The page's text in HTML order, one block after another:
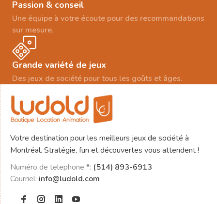
Passion & conseil
Une équipe à votre écoute pour des recommandations
sur mesure.
Grande variété de jeux
Des jeux de société pour tous les goûts et âges.
Votre destination pour les meilleurs jeux de société à
Montréal. Stratégie, fun et découvertes vous attendent !
Numéro de telephone *: (514) 893-6913
Courriel: info@ludold.com